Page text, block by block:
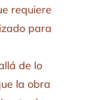
requiere
para
de lo
la obra